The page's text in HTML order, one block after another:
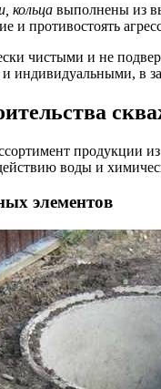
кольца выполнены из
и противостоять
чистыми и не
индивидуальными, в
продукции
воды и
элементов